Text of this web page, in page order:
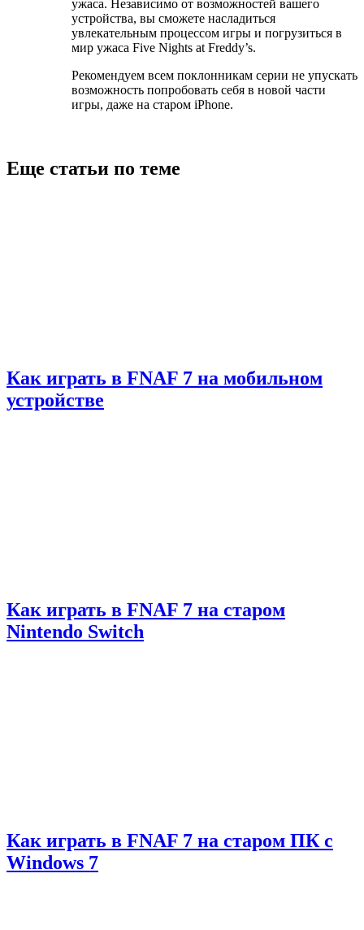
ужаса. Независимо от возможностей вашего
устройства, вы сможете насладиться
увлекательным процессом игры и погрузиться в
мир ужаса Five Nights at Freddy’s.
Рекомендуем всем поклонникам серии не упускать
возможность попробовать себя в новой части
игры, даже на старом iPhone.
Еще статьи по теме
Как играть в FNAF 7 на мобильном
устройстве
Как играть в FNAF 7 на старом
Nintendo Switch
Как играть в FNAF 7 на старом ПК с
Windows 7